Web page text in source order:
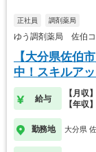
正社員 調剤薬局
ゆう調剤薬局 佐伯
【大分県佐伯
中！スキルア
給与
【月収
【年収
勤務地 大分県